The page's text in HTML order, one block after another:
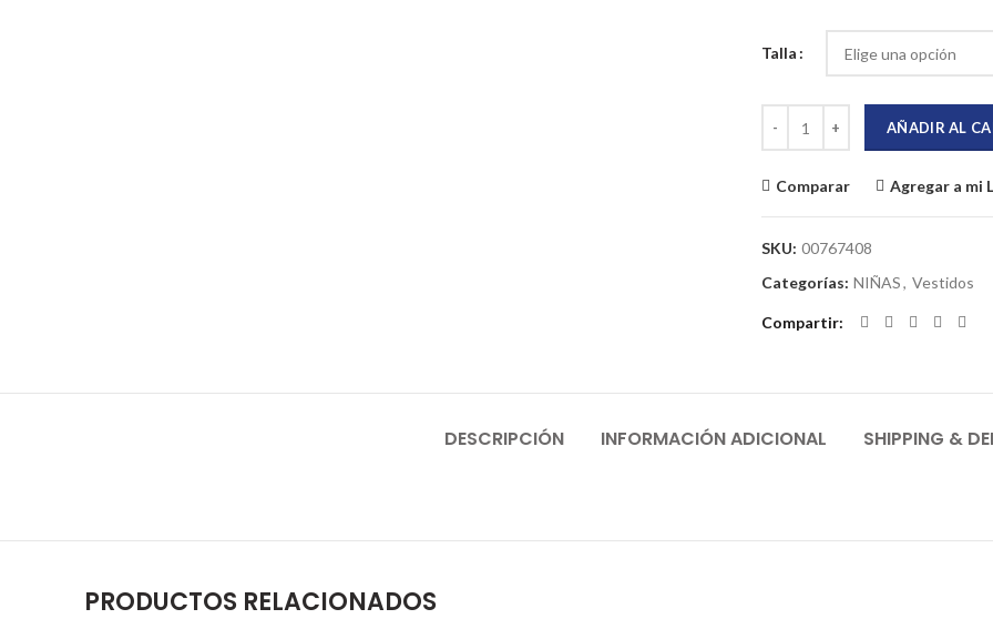
Talla
AÑADIR AL
Comparar Agregar a mi
SKU: 00767408
Categorías: NIÑAS, Vestidos
Compartir
DESCRIPCIÓN INFORMACIÓN ADICIONAL SHIPPING &
PRODUCTOS RELACIONADOS